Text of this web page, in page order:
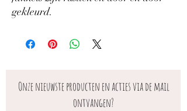
gekleurd.
Onze nieuwste producten en acties via de mail
ontvangen?